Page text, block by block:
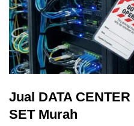
Jual DATA
SET Murah